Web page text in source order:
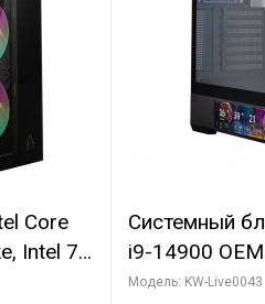
Core
Intel 7,
(2
Системный
i9-14900
C24 16EC/
Модель: KW-Live0043